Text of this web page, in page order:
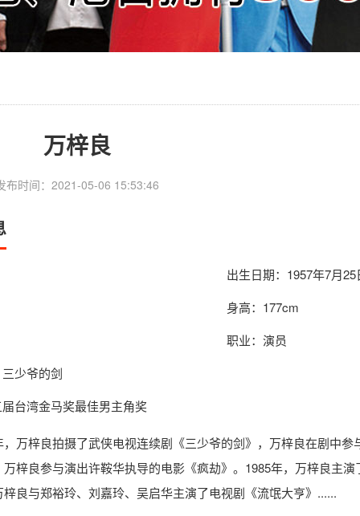
万梓良
布时间：2021-05-06 15:53:46
出生日期：1957年7月25
身高：177cm
职业：演员
少爷的剑
台湾金马奖最佳男主角奖
，万梓良拍摄了武侠电视连续剧《三少爷的剑》，万梓良在剧中
梓良参与演出许鞍华执导的电影《疯劫》。1985年，万梓良主
良与郑裕玲、刘嘉玲、吴启华主演了电视剧《流氓大亨》......